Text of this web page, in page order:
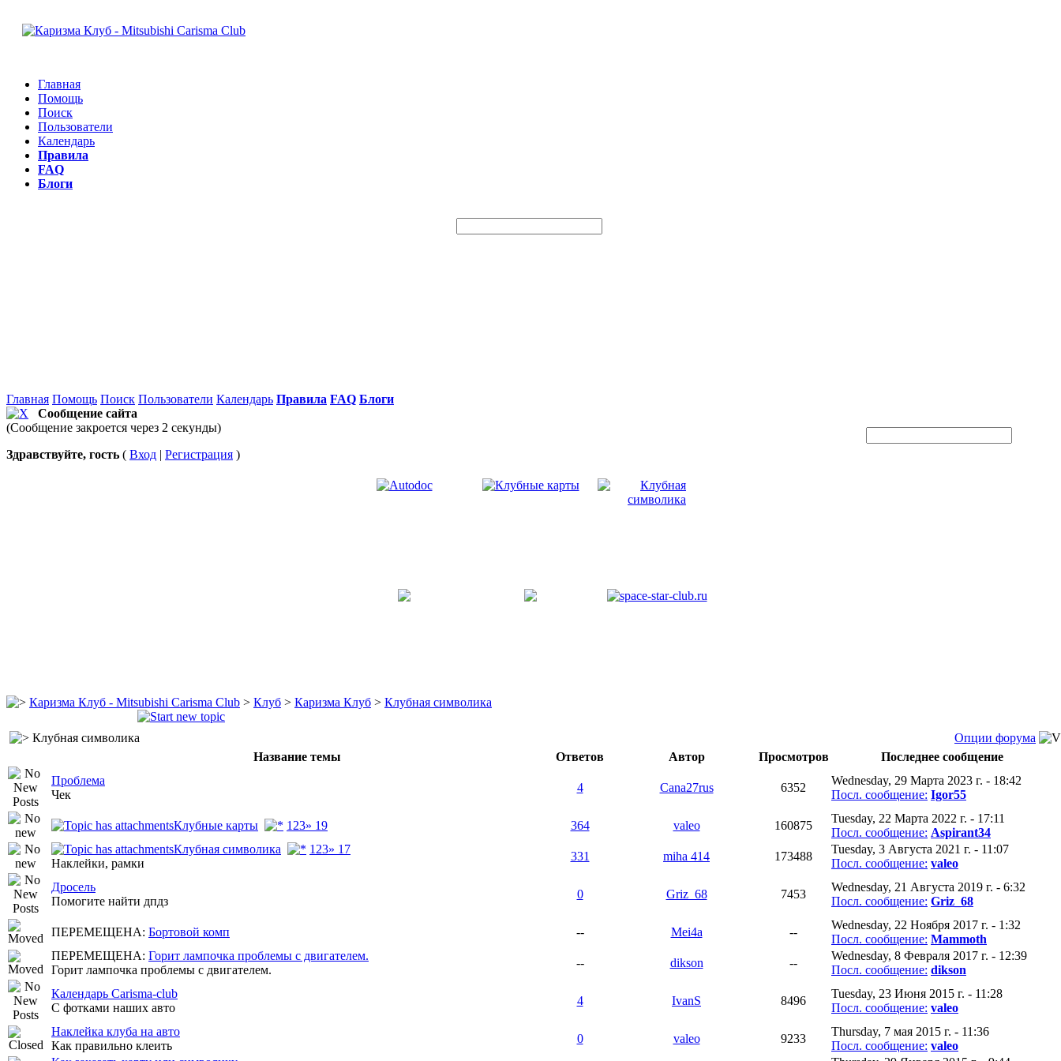
Главная
Помощь
Поиск
Пользователи
Календарь
Правила
FAQ
Блоги
Главная Помощь Поиск Пользователи Календарь Правила FAQ Блоги
Сообщение сайта
(Сообщение закроется через 2 секунды)
Здравствуйте, гость ( Вход | Регистрация )
Каризма Клуб - Mitsubishi Carisma Club > Клуб > Каризма Клуб > Клубная символика
Клубная символика
Опции форума
Название темы
Ответов Автор Просмотров
Последнее сообщение
Проблема
Чек
4 Cana27rus 6352
Wednesday, 29 Марта 2023 г. - 18:42
Посл. сообщение: Igor55
Клубные карты 1 23» 19 364 valeo 160875
Tuesday, 22 Марта 2022 г. - 17:11
Посл. сообщение: Aspirant34
Клубная символика
1 23» 17
Наклейки, рамки
331 miha 414 173488
Tuesday, 3 Августа 2021 г. - 11:07
Посл. сообщение: valeo
Дросель
Помогите найти дпдз
0 Griz_68 7453
Wednesday, 21 Августа 2019 г. - 6:32
Посл. сообщение: Griz_68
ПЕРЕМЕЩЕНА: Бортовой комп -- Mei4a --
Wednesday, 22 Ноября 2017 г. - 1:32
Посл. сообщение: Mammoth
ПЕРЕМЕЩЕНА: Горит лампочка проблемы с двигателем.
Горит лампочка проблемы с двигателем.
-- dikson --
Wednesday, 8 Февраля 2017 г. - 12:39
Посл. сообщение: dikson
Календарь Carisma-club
С фотками наших авто
4 IvanS 8496
Tuesday, 23 Июня 2015 г. - 11:28
Посл. сообщение: valeo
Наклейка клуба на авто
Как правильно клеить
0 valeo 9233
Thursday, 7 мая 2015 г. - 11:36
Посл. сообщение: valeo